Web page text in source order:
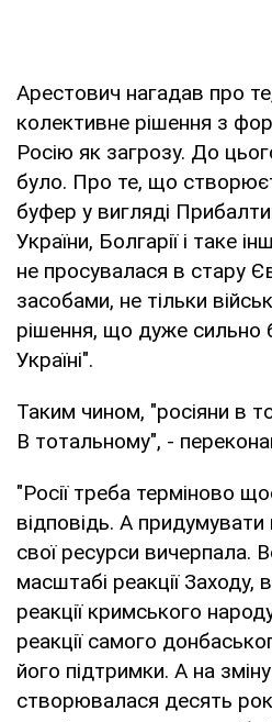
Арестович нагадав про
колективне рішення з
Росію як загрозу. До
було. Про те, що
буфер у вигляді
України, Болгарії і таке
не просувалася в стару
засобами, не тільки
рішення, що дуже сильно
Україні".
Таким чином, "росіяни в
В тотальному", -
"Росії треба терміново
відповідь. А
свої ресурси вичерпала.
масштабі реакції
реакції кримського
реакції самого
його підтримки. А на зміну
створювалася десять